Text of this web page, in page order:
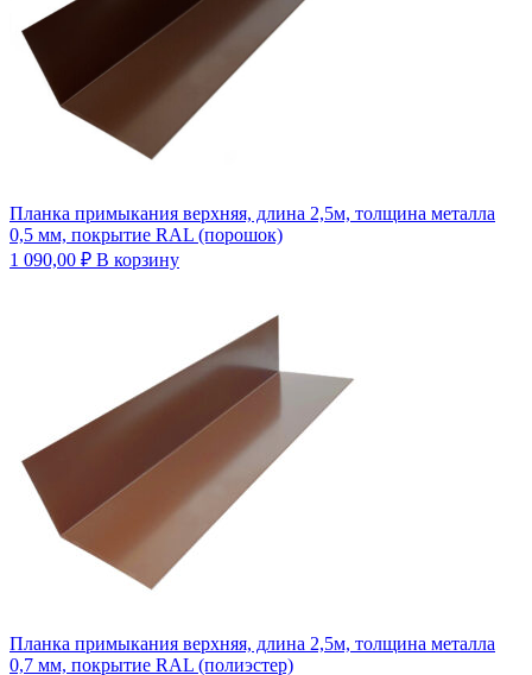
Планка примыкания верхняя, длина 2,5м, толщина металла
0,5 мм, покрытие RAL (порошок)
1 090,00 ₽ В корзину
Планка примыкания верхняя, длина 2,5м, толщина металла
0,7 мм, покрытие RAL (полиэстер)